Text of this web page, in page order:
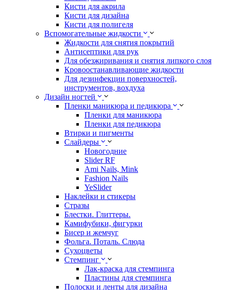
Кисти для акрила
Кисти для дизайна
Кисти для полигеля
Вспомогательные жидкости
Жидкости для снятия покрытий
Антисептики для рук
Для обезжиривания и снятия липкого слоя
Кровоостанавливающие жидкости
Для дезинфекции поверхностей,
инструментов, вохдуха
Дизайн ногтей
Пленки маникюра и педикюра
Пленки для маникюра
Пленки для педикюра
Втирки и пигменты
Слайдеры
Новогодние
Slider RF
Ami Nails, Mink
Fashion Nails
YeSlider
Наклейки и стикеры
Стразы
Блестки. Глиттеры.
Камифубики, фигурки
Бисер и жемчуг
Фольга. Поталь. Слюда
Сухоцветы
Стемпинг
Лак-краска для стемпинга
Пластины для стемпинга
Полоски и ленты для дизайна